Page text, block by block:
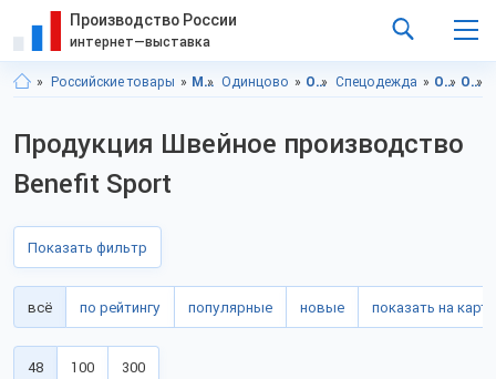
Производство России
интернет—выставка
Российские товары Московская область Одинцово Одежда Спецодежда Одежда, Московская область Одежда, г.Одинцово
Продукция Швейное производство
Benefit Sport
Показать фильтр
всё по рейтингу популярные новые показать на карте
48 100 300